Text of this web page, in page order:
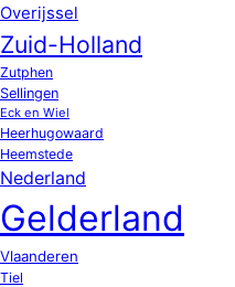
Overijssel
Zuid-Holland
Zutphen
Sellingen
Eck en Wiel
Heerhugowaard
Heemstede
Nederland
Gelderland
Vlaanderen
Tiel